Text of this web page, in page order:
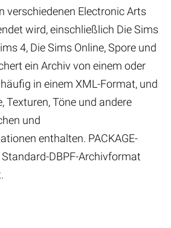
verschiedenen Electronic Arts
wird, einschließlich Die Sims
4, Die Sims Online, Spore und
ein Archiv von einem oder
in einem XML-Format, und
Texturen, Töne und andere
und
enthalten. PACKAGE-
DBPF-Archivformat